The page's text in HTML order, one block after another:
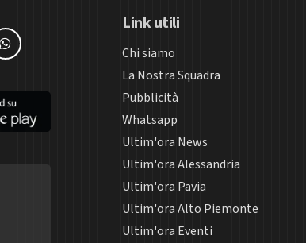
Link utili
Chi siamo
La Nostra Squadra
Pubblicità
Whatsapp
Ultim'ora News
Ultim'ora Alessandria
Ultim'ora Pavia
Ultim'ora Alto Piemonte
Ultim'ora Eventi